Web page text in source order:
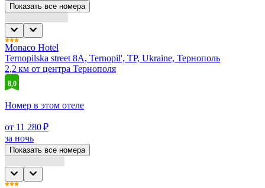
Показать все номера
Monaco Hotel
Ternopilska street 8A, Ternopіl', TP, Ukraine, Тернополь
2,2 км от центра Тернополя
8,0
Номер в этом отеле
от 11 280 ₽
за ночь
Показать все номера